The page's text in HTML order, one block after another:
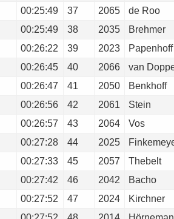
00:25:49 37 2065
de Roo
00:25:49 38 2035
Brehmer
00:26:22 39 2023
Papenhoff
00:26:45 40 2066
van
00:26:47 41 2050
Benkhoff
00:26:56 42 2061
Stein
00:26:57 43 2064
Vos
00:27:28 44 2025
00:27:33 45 2057
Thebelt
00:27:42 46 2042
Bacho
00:27:52 47 2024
Kirchner